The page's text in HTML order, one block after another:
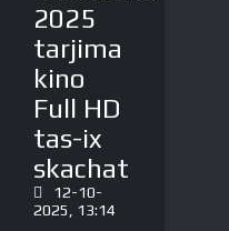
2025
tarjima
kino
Full HD
tas-ix
skachat
12-10-
2025, 13:14